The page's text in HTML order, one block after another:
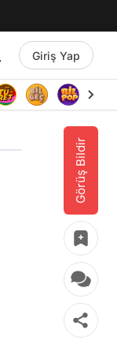
Giriş Yap
Görüş Bildir